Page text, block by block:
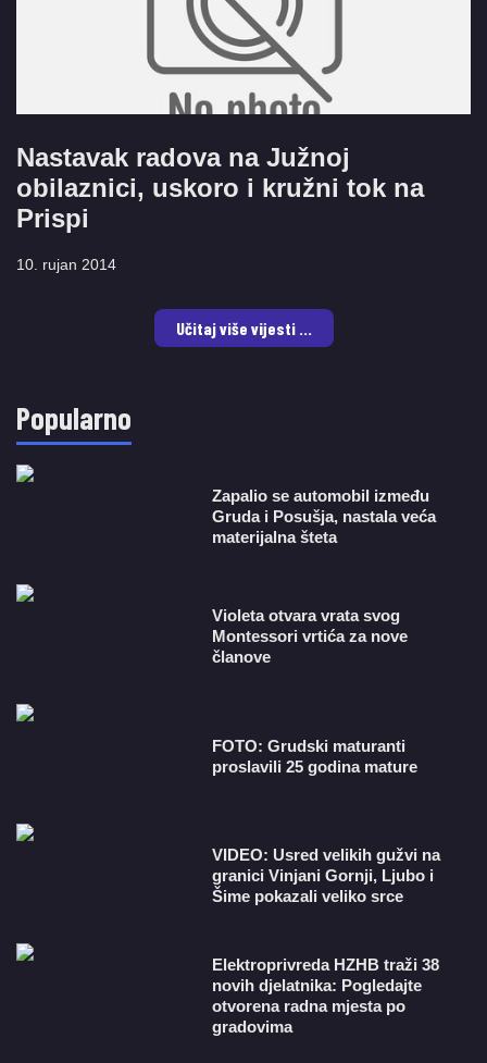
Nastavak radova na Južnoj
obilaznici, uskoro i kružni tok na
Prispi
10. rujan 2014
Učitaj više vijesti ...
Popularno
Zapalio se automobil između
Gruda i Posušja, nastala veća
materijalna šteta
Violeta otvara vrata svog
Montessori vrtića za nove
članove
FOTO: Grudski maturanti
proslavili 25 godina mature
VIDEO: Usred velikih gužvi na
granici Vinjani Gornji, Ljubo i
Šime pokazali veliko srce
​Elektroprivreda HZHB traži 38
novih djelatnika: Pogledajte
otvorena radna mjesta po
gradovima